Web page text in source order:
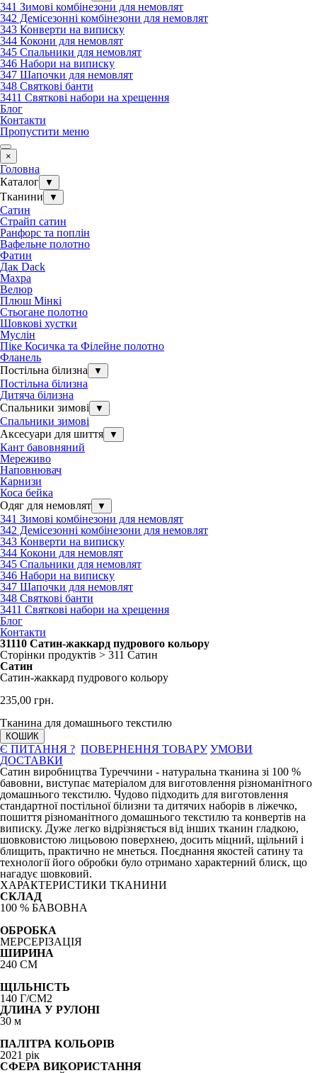
341 Зимові комбінезони для немовлят
342 Демісезонні комбінезони для немовлят
343 Конверти на виписку
344 Кокони для немовлят
345 Спальники для немовлят
346 Набори на виписку
347 Шапочки для немовлят
348 Святкові банти
3411 Святкові набори на хрещення
Блог
Контакти
Пропустити меню
×
Головна
Каталог
▼
Тканини ▼
Сатин
Страйп сатин
Ранфорс та поплін
Вафельне полотно
Фатин
Дак Dack
Махра
Велюр
Плюш Мінкі
Стьогане полотно
Шовкові хустки
Муслін
Піке Косичка та Філейне полотно
Фланель
Постільна білизна
▼
Постільна білизна
Дитяча білизна
Спальники зимові
▼
Спальники зимові
Аксесуари для шиття
▼
Кант бавовняний
Мереживо
Наповнювач
Карнизи
Коса бейка
Одяг для немовлят
▼
341 Зимові комбінезони для немовлят
342 Демісезонні комбінезони для немовлят
343 Конверти на виписку
344 Кокони для немовлят
345 Спальники для немовлят
346 Набори на виписку
347 Шапочки для немовлят
348 Святкові банти
3411 Святкові набори на хрещення
Блог
Контакти
31110 Сатин-жаккард пудрового кольору
Сторінки продуктів > 311 Сатин
Сатин
Сатин-жаккард пудрового кольору
235,00 грн.
Тканина для домашнього текстилю
КОШИК
Є ПИТАННЯ ? ПОВЕРНЕННЯ ТОВАРУ УМОВИ
ДОСТАВКИ
Сатин виробництва Туреччини - натуральна тканина зі 100 %
бавовни, виступає матеріалом для виготовлення різноманітного
домашнього текстилю. Чудово підходить для виготовлення
стандартної постільної білизни та дитячих наборів в ліжечко,
пошиття різноманітного домашнього текстилю та конвертів на
виписку. Дуже легко відрізняється від інших тканин гладкою,
шовковистою лицьовою поверхнею, досить міцний, щільний і
блищить, практично не мнеться. Поєднання якостей сатину та
технології його обробки було отримано характерний блиск, що
нагадує шовковий.
ХАРАКТЕРИСТИКИ ТКАНИНИ
СКЛАД
100 % БАВОВНА
ОБРОБКА
МЕРСЕРІЗАЦІЯ
ШИРИНА
240 СМ
ЩІЛЬНІСТЬ
140 Г/СМ2
ДЛИНА У РУЛОНІ
30 м
ПАЛІТРА КОЛЬОРІВ
2021 рік
СФЕРА ВИКОРИСТАННЯ